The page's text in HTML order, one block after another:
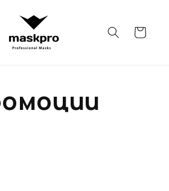
Количка